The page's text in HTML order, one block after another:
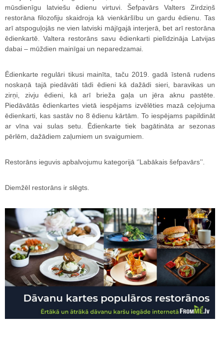
mūsdienīgu latviešu ēdienu virtuvi. Šefpavārs Valters Zirdziņš
restorāna filozofiju skaidroja kā vienkāršību un gardu ēdienu. Tas
arī atspoguļojās ne vien latviski mājīgajā interjerā, bet arī restorāna
ēdienkartē. Valtera restorāns savu ēdienkarti pielīdzināja Latvijas
dabai – mūždien mainīgai un neparedzamai.
Ēdienkarte regulāri tikusi mainīta, taču 2019. gadā īstenā rudens
noskaņā tajā piedāvāti tādi ēdieni kā dažādi sieri, baravikas un
zirņi, zivju ēdieni, kā arī brieža gaļa un jēra aknu pastēte.
Piedāvātās ēdienkartes vietā iespējams izvēlēties mazā ceļojuma
ēdienkarti, kas sastāv no 8 ēdienu kārtām. To iespējams papildināt
ar vīna vai sulas setu. Ēdienkarte tiek bagātināta ar sezonas
pērlēm, dažādiem zaļumiem un svaigumiem.
Restorāns ieguvis apbalvojumu kategorijā ‘’Labākais šefpavārs’’.
Diemžēl restorāns ir slēgts.